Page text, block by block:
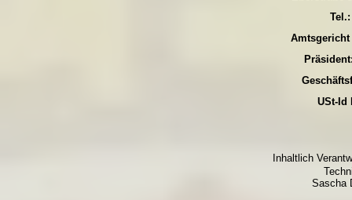
Tel.:
Amtsgericht
USt-Id
Inhaltlich
Sascha